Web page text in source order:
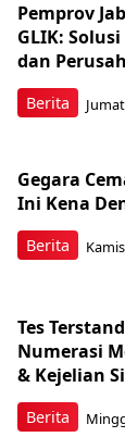
Berita
Pemprov
GLIK:
dan
Berita
Gegara
Ini Kena
Berita
Tes
Numerasi
& Kejelian